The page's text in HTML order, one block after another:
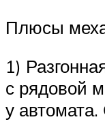
Плюсы
1)
с рядовой
у